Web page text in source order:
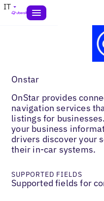
IT
Onstar
OnStar provides
navigation services
listings for
your business
drivers discover your
their in-car systems.
SUPPORTED FIELDS
Supported fields for